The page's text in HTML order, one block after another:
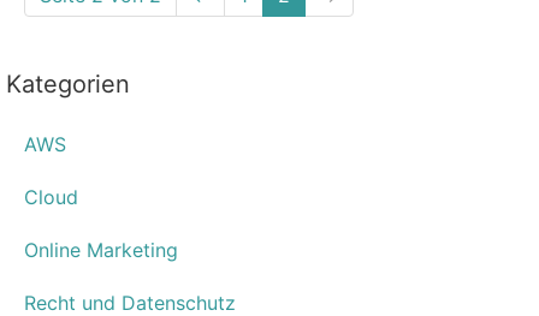
Kategorien
AWS
Cloud
Online Marketing
Recht und Datenschutz